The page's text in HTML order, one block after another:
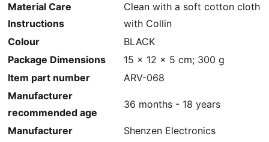
Material Care
Instructions
‎‎Clean with a soft cotton cloth
with Collin
Colour
‎BLACK
Package Dimensions
‎15 x 12 x 5 cm; 300 g
Item part number
‎ARV-068
Manufacturer
recommended age
‎36 months - 18 years
Manufacturer
‎Shenzen Electronics